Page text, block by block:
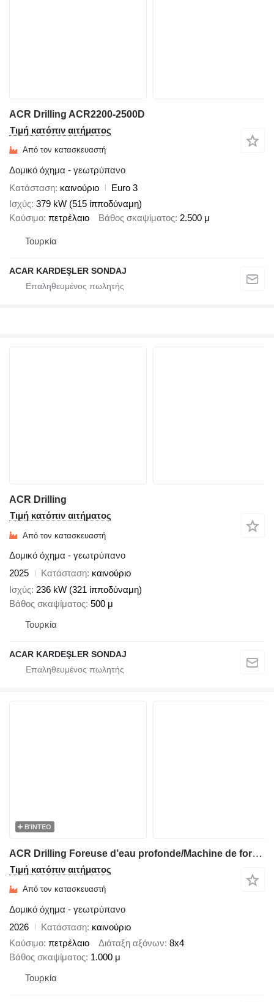
ACR Drilling ACR2200-2500D
Τιμή κατόπιν αιτήματος
Από τον κατασκευαστή
Δομικό όχημα - γεωτρύπανο
Κατάσταση καινούριο
Euro 3
Ισχύς 379 kW (515 ίπποδύναμη)
Καύσιμο πετρέλαιο Βάθος σκαψίματος 2.500 μ
Τουρκία
ACAR KARDEŞLER SONDAJ
ACR Drilling
Τιμή κατόπιν αιτήματος
Από τον κατασκευαστή
Δομικό όχημα - γεωτρύπανο
2025
Κατάσταση καινούριο
Ισχύς 236 kW (321 ίπποδύναμη)
Βάθος σκαψίματος 500 μ
Τουρκία
ACAR KARDEŞLER SONDAJ
ΒΊΝΤΕΟ
ACR Drilling Foreuse d’eau profonde/Machine de forage ACRH500- ACRH1.000
Τιμή κατόπιν αιτήματος
Από τον κατασκευαστή
Δομικό όχημα - γεωτρύπανο
2026
Κατάσταση καινούριο
Καύσιμο πετρέλαιο Διάταξη αξόνων 8x4
Βάθος σκαψίματος 1.000 μ
Τουρκία